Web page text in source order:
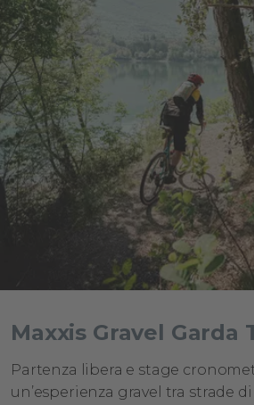
Maxxis Gravel Garda
Partenza libera e stage
un’esperienza gravel tra strade